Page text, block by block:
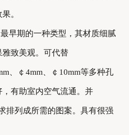
。
早期的一种类型，其材质细腻
致美观。可代替
、￠4mm、￠10mm等多种孔
有助室内空气流通。并
排列成所需的图案。具有很强